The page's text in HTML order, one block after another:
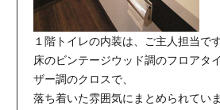
１階トイレの内装は、ご主人担当で
床のビンテージウッド調のフロアタ
ザー調のクロスで、
落ち着いた雰囲気にまとめられていま